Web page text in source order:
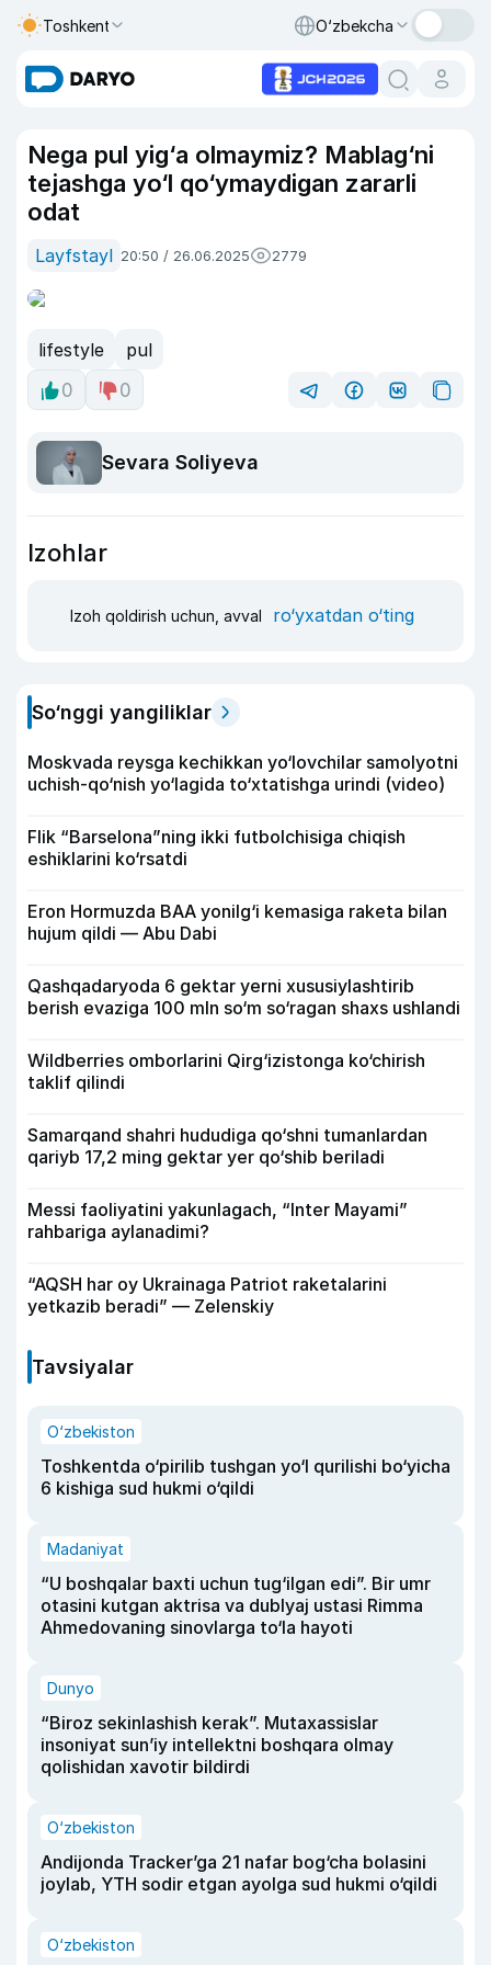
Toshkent O‘zbekcha
Nega pul yig‘a olmaymiz? Mablag‘ni
tejashga yo‘l qo‘ymaydigan zararli
odat
Layfstayl 20:50 / 26.06.2025 2779
lifestyle
pul
0
0
Sevara Soliyeva
Izohlar
Izoh qoldirish uchun, avval ro‘yxatdan o‘ting
So‘nggi yangiliklar
Moskvada reysga kechikkan yo‘lovchilar samolyotni
uchish-qo‘nish yo‘lagida to‘xtatishga urindi (video)
Flik “Barselona”ning ikki futbolchisiga chiqish
eshiklarini ko‘rsatdi
Eron Hormuzda BAA yonilg‘i kemasiga raketa bilan
hujum qildi — Abu Dabi
Qashqadaryoda 6 gektar yerni xususiylashtirib
berish evaziga 100 mln so‘m so‘ragan shaxs ushlandi
Wildberries omborlarini Qirg‘izistonga ko‘chirish
taklif qilindi
Samarqand shahri hududiga qo‘shni tumanlardan
qariyb 17,2 ming gektar yer qo‘shib beriladi
Messi faoliyatini yakunlagach, “Inter Mayami”
rahbariga aylanadimi?
“AQSH har oy Ukrainaga Patriot raketalarini
yetkazib beradi” — Zelenskiy
Tavsiyalar
O‘zbekiston
Toshkentda o‘pirilib tushgan yo‘l qurilishi bo‘yicha
6 kishiga sud hukmi o‘qildi
Madaniyat
“U boshqalar baxti uchun tug‘ilgan edi”. Bir umr
otasini kutgan aktrisa va dublyaj ustasi Rimma
Ahmedovaning sinovlarga to‘la hayoti
Dunyo
“Biroz sekinlashish kerak”. Mutaxassislar
insoniyat sun’iy intellektni boshqara olmay
qolishidan xavotir bildirdi
O‘zbekiston
Andijonda Tracker’ga 21 nafar bog‘cha bolasini
joylab, YTH sodir etgan ayolga sud hukmi o‘qildi
O‘zbekiston